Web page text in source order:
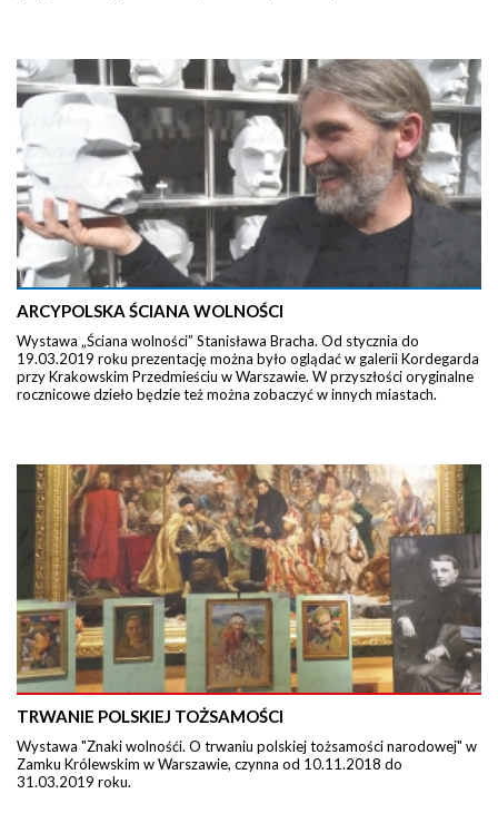
ARCYPOLSKA ŚCIANA WOLNOŚCI
Wystawa „Ściana wolności” Stanisława Bracha. Od stycznia do
19.03.2019 roku prezentację można było oglądać w galerii Kordegarda
przy Krakowskim Przedmieściu w Warszawie. W przyszłości oryginalne
rocznicowe dzieło będzie też można zobaczyć w innych miastach.
TRWANIE POLSKIEJ TOŻSAMOŚCI
Wystawa "Znaki wolnośći. O trwaniu polskiej tożsamości narodowej" w
Zamku Królewskim w Warszawie, czynna od 10.11.2018 do
31.03.2019 roku.